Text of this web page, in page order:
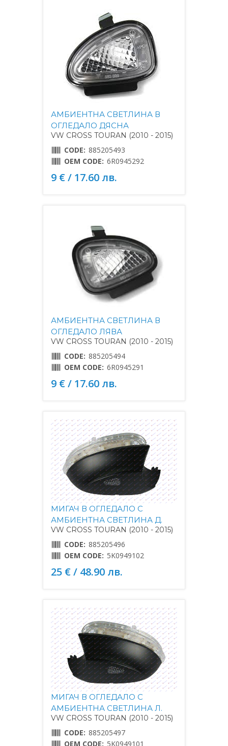
АМБИЕНТНА СВЕТЛИНА В
ОГЛЕДАЛО ДЯСНА
VW CROSS TOURAN (2010 - 2015)
CODE: 885205493
OEM CODE: 6R0945292
9 € / 17.60 лв.
АМБИЕНТНА СВЕТЛИНА В
ОГЛЕДАЛО ЛЯВА
VW CROSS TOURAN (2010 - 2015)
CODE: 885205494
OEM CODE: 6R0945291
9 € / 17.60 лв.
МИГАЧ В ОГЛЕДАЛО С
АМБИЕНТНА СВЕТЛИНА Д.
VW CROSS TOURAN (2010 - 2015)
CODE: 885205496
OEM CODE: 5K0949102
25 € / 48.90 лв.
МИГАЧ В ОГЛЕДАЛО С
АМБИЕНТНА СВЕТЛИНА Л.
VW CROSS TOURAN (2010 - 2015)
CODE: 885205497
OEM CODE: 5K0949101